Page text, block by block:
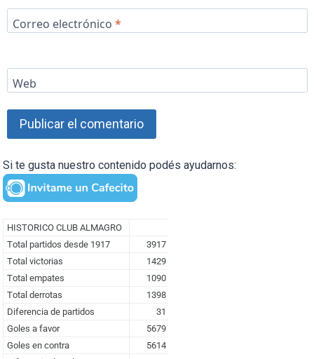
Correo electrónico *
Web
Si te gusta nuestro contenido podés ayudarnos: